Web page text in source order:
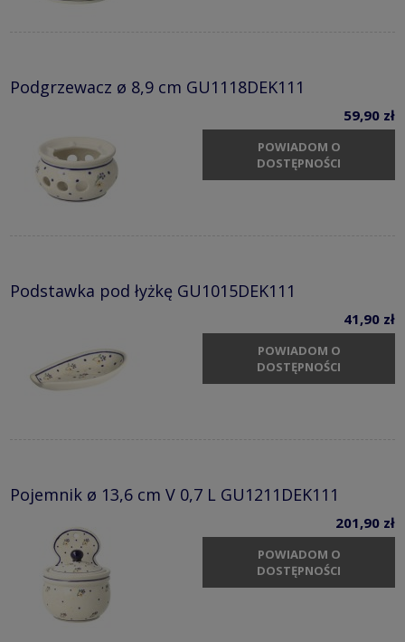
Podgrzewacz ø 8,9 cm GU1118DEK111
59,90 zł
POWIADOM O
DOSTĘPNOŚCI
Podstawka pod łyżkę GU1015DEK111
41,90 zł
POWIADOM O
DOSTĘPNOŚCI
Pojemnik ø 13,6 cm V 0,7 L GU1211DEK111
201,90 zł
POWIADOM O
DOSTĘPNOŚCI